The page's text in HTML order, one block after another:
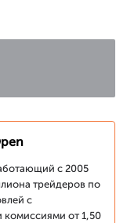
с 2005
трейдеров по
с
от 1,50